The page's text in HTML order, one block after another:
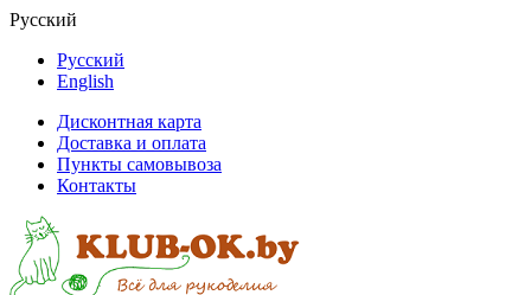
Русский
Русский
English
Дисконтная карта
Доставка и оплата
Пункты самовывоза
Контакты